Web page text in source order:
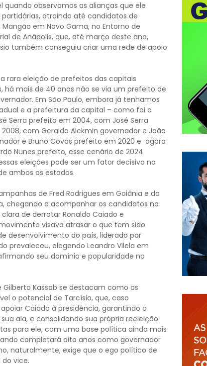
observamos as alianças que ele
atraindo até candidatos de
em Novo Gama, no Entorno de
de Anápolis, que, até março deste ano,
também conseguiu criar uma rede de apoio
rara eleição de prefeitos das capitais
há mais de 40 anos não se via um prefeito de
Em São Paulo, embora já tenhamos
e a prefeitura da capital – como foi o
Serra prefeito em 2004, com José Serra
com Geraldo Alckmin governador e João
e Bruno Covas prefeito em 2020 e agora
Nunes prefeito, esse cenário de 2024
eleições pode ser um fator decisivo na
ambos os estados.
de Fred Rodrigues em Goiânia e do
chegando a acompanhar os candidatos no
de derrotar Ronaldo Caiado e
visava atrasar o que tem sido
desenvolvimento do país, liderado por
prevaleceu, elegendo Leandro Vilela em
seu domínio e popularidade no
Gilberto Kassab se destacam como os
o potencial de Tarcísio, que, caso
Caiado à presidência, garantindo o
ala, e consolidando sua própria reeleição
para ele, com uma base política ainda mais
completará oito anos como governador
naturalmente, exige que o ego político de
vice.